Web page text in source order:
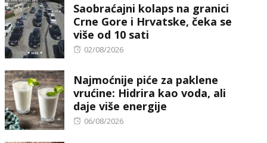
Saobraćajni kolaps na granici
Crne Gore i Hrvatske, čeka se
više od 10 sati
Posted
02/08/2026
Najmoćnije piće za paklene
vrućine: Hidrira kao voda, ali
daje više energije
Posted
06/08/2026